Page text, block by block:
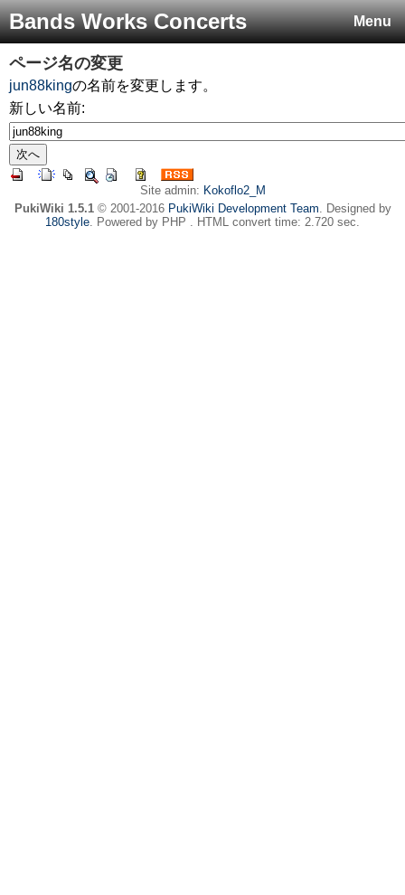
Menu
Bands Works Concerts
ページ名の変更
jun88kingの名前を変更します。
新しい名前:
Site admin: Kokoflo2_M
PukiWiki 1.5.1© 2001-2016 PukiWiki Development Team. Designed by
180style. Powered by PHP . HTML convert time: 2.720 sec.